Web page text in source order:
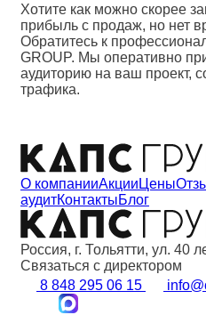
Хотите как можно скорее
прибыль с продаж, но нет
Обратитесь к
GROUP. Мы оперативно
аудиторию на ваш проект,
трафика.
О компанииАкции Цены
аудитКонтактыБлог
Россия, г. Тольятти, ул. 40
Связаться с директором
8 848 295 06 15